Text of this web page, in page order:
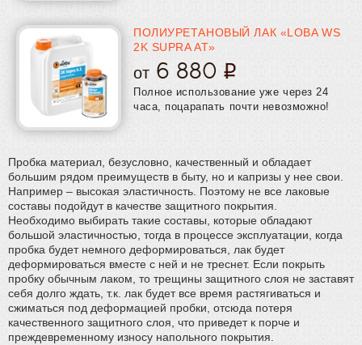
ПОЛИУРЕТАНОВЫЙ ЛАК «LOBA WS
2K SUPRA AT»
от 6 880
Полное использование уже через 24
часа, поцарапать почти невозможно!
Пробка материал, безусловно, качественный и обладает
большим рядом преимуществ в быту, но и капризы у нее свои.
Например – высокая эластичность. Поэтому не все лаковые
составы подойдут в качестве защитного покрытия.
Необходимо выбирать такие составы, которые обладают
большой эластичностью, тогда в процессе эксплуатации, когда
пробка будет немного деформироваться, лак будет
деформироваться вместе с ней и не треснет. Если покрыть
пробку обычным лаком, то трещины защитного слоя не заставят
себя долго ждать, т.к. лак будет все время растягиваться и
сжиматься под деформацией пробки, отсюда потеря
качественного защитного слоя, что приведет к порче и
преждевременному износу напольного покрытия.